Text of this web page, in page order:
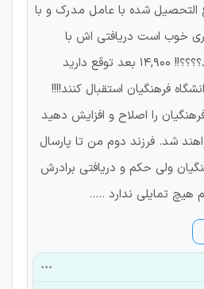
شده با عامل مدرک و با
خوب است دریافتی اش با
کسورات قانونی چند باشد؟؟؟؟!! ۱۴,۹۰۰ بعد توقع دارید
فرهنگیان استقبال کنند!!!!
را اصلاح و افزایش دهید
شد. فرزند دوم من تا پارسال
ولی حکم و دریافتی برادرش
هیچ تمایلی ندارد .....